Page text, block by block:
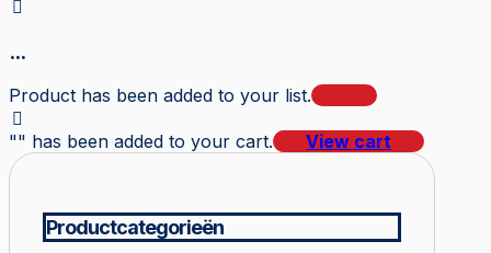
...
Product has been added to your list.
"" has been added to your cart. View cart
Productcategorieën